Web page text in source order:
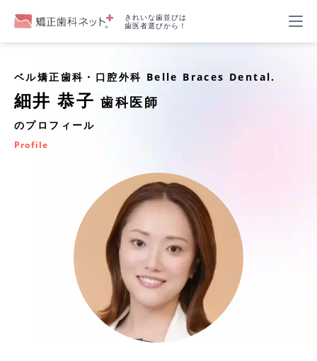
きれいな歯並びは
歯医者選びから！
ベル矯正歯科・口腔外科 Belle Braces Dental.
細井 恭子歯科医師
のプロフィール
Profile